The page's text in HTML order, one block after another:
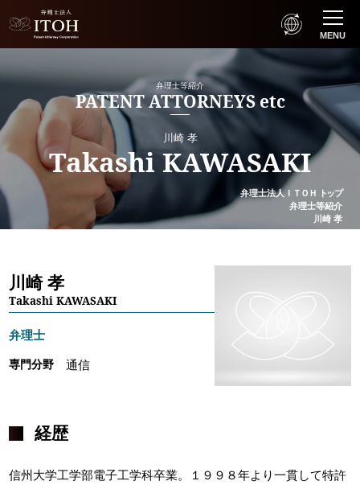
MENU
川崎 孝
Takashi KAWASAKI
弁理士等紹介
PATENT ATTORNEYS etc
弁理士法人ＩＴＯＨ
トップ
弁理士等紹介
川崎 孝
川崎 孝
Takashi KAWASAKI
弁理士
専門分野 通信
経歴
信州大学工学部電子工学科卒業。１９９８年より一貫して特許